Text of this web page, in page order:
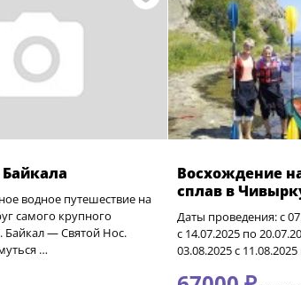
водное путешествие на
самого крупного
Байкал — Святой Нос.
…
Восхождение
сплав в
Даты проведения: с
с 14.07.2025 по
03.08.2025 с